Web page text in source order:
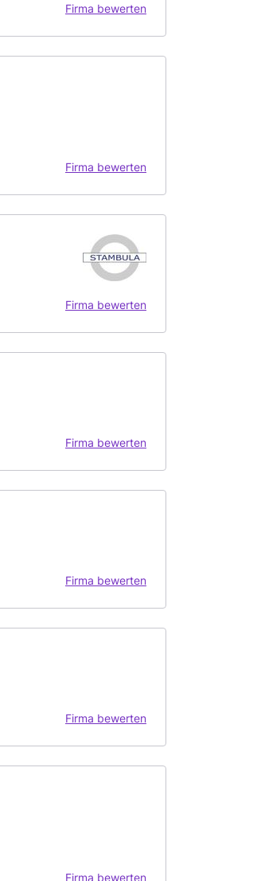
Firma bewerten
Firma bewerten
Firma bewerten
Firma bewerten
Firma bewerten
Firma bewerten
Firma bewerten